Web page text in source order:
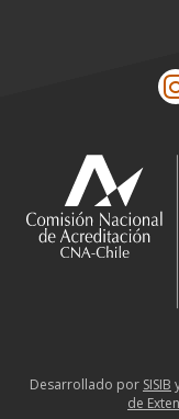
Desarrollado por SISIB
de